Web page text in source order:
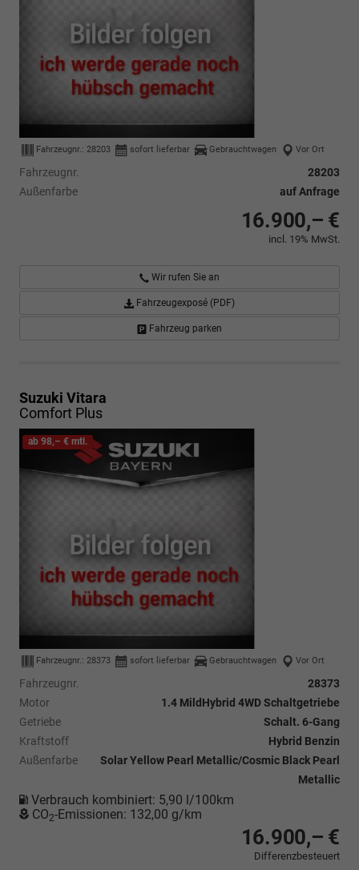
Fahrzeugnr.: 28203 sofort lieferbar Gebrauchtwagen Vor Ort
Fahrzeugnr.
28203
Außenfarbe
auf Anfrage
16.900,– €
incl. 19% MwSt.
Wir rufen Sie an
Fahrzeugexposé (PDF)
Fahrzeug parken
Suzuki Vitara
Comfort Plus
Fahrzeugnr.: 28373 sofort lieferbar Gebrauchtwagen Vor Ort
Fahrzeugnr.
28373
Motor
1.4 MildHybrid 4WD Schaltgetriebe
Getriebe
Schalt. 6-Gang
Kraftstoff
Hybrid Benzin
Außenfarbe
Solar Yellow Pearl Metallic/Cosmic Black Pearl
Metallic
Verbrauch kombiniert: 5,90 l/100km
CO2-Emissionen: 132,00 g/km
ab 98,– € mtl.
16.900,– €
Differenzbesteuert